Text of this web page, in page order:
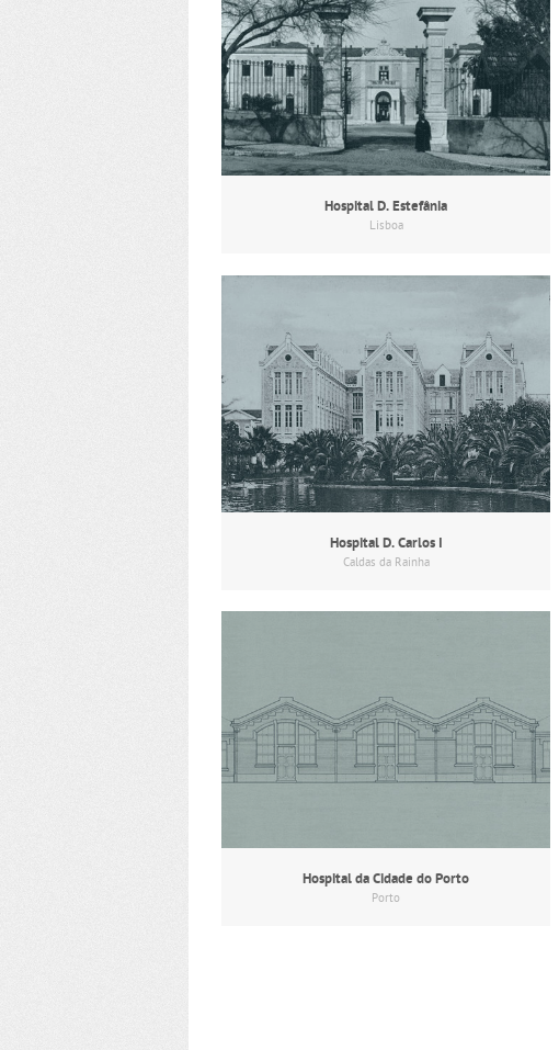
Hospital D. Estefânia
Lisboa
Hospital D. Carlos I
Caldas da Rainha
Hospital da Cidade do Porto
Porto